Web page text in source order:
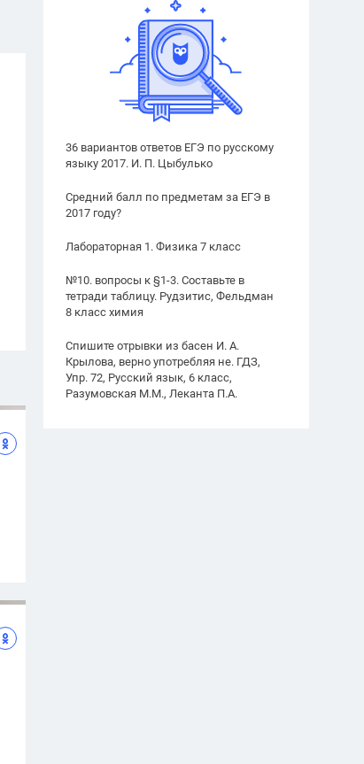
36 вариантов ответов ЕГЭ по русскому
языку 2017. И. П. Цыбулько
Средний балл по предметам за ЕГЭ в
2017 году?
Лабораторная 1. Физика 7 класс
№10. вопросы к §1-3. Составьте в
тетради таблицу. Рудзитис, Фельдман
8 класс химия
Спишите отрывки из басен И. А.
Крылова, верно употребляя не. ГДЗ,
Упр. 72, Русский язык, 6 класс,
Разумовская М.М., Леканта П.А.